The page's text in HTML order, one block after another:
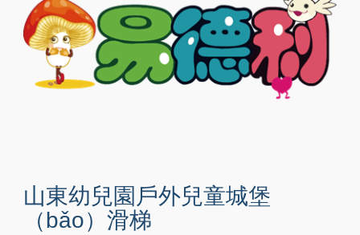
山東幼兒園戶外兒童城堡
（bǎo）滑梯